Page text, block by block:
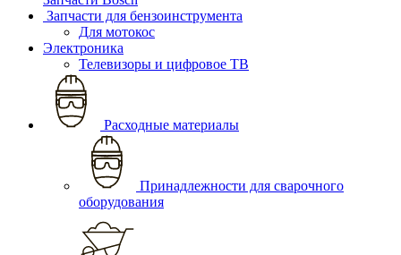
Запчасти для бензоинструмента
Для мотокос
Электроника
Телевизоры и цифровое ТВ
Расходные материалы
Принадлежности для сварочного
оборудования